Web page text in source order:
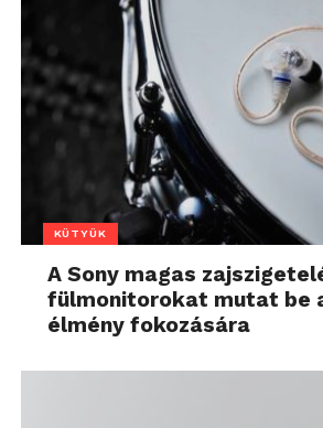
KÜTYÜK
A Sony magas
fülmonitorokat mutat be
élmény fokozására